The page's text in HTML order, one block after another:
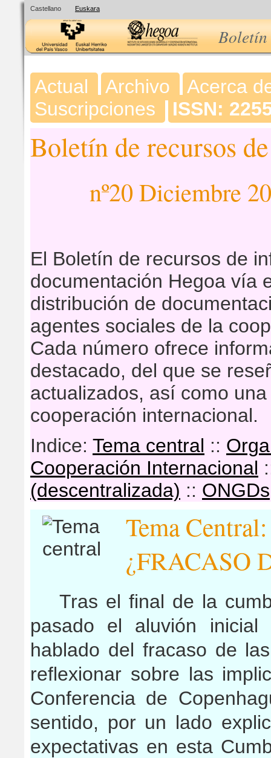
Castellano Euskara
Boletín
Actual Archivo
Acerca
Suscripciones
ISSN:
Boletín de recursos
nº20 Diciembre
El Boletín de recursos de
documentación Hegoa vía
distribución de
agentes sociales de la
Cada número ofrece
destacado, del que se
actualizados, así como
cooperación internacional.
Indice: Tema central ::
Cooperación Internacional
(descentralizada) :: ONGDs
Tema
¿FRACASO
Tras el final de la
pasado el aluvión
hablado del fracaso de
reflexionar sobre las
Conferencia de
sentido, por un lado
expectativas en esta